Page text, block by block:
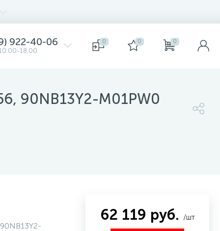
922-40-06
18:00
0 0 0
90NB13Y2-M01PW0
90NB13Y2-
62 119 руб. /шт